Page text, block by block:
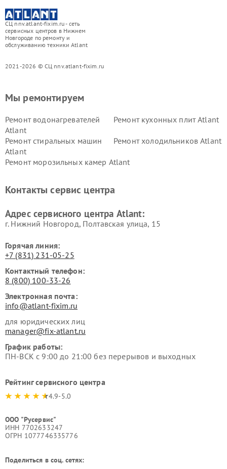
СЦ nnv.atlant-fixim.ru - сеть
сервисных центров в Нижнем
Новгороде по ремонту и
обслуживанию техники Atlant
2021-2026 © СЦ nnv.atlant-fixim.ru
Мы ремонтируем
Ремонт водонагревателей
Atlant
Ремонт кухонных плит Atlant
Ремонт стиральных машин
Atlant
Ремонт холодильников Atlant
Ремонт морозильных камер Atlant
Контакты сервис центра
Адрес сервисного центра Atlant:
г. Нижний Новгород, Полтавская улица, 15
Горячая линия:
+7 (831) 231-05-25
Контактный телефон:
8 (800) 100-33-26
Электронная почта:
info@atlant-fixim.ru
для юридических лиц
manager@fix-atlant.ru
График работы:
ПН-ВСК с 9:00 до 21:00 без перерывов и выходных
Рейтинг сервисного центра
4.9-5.0
ООО "Русервис"
ИНН 7702633247
ОГРН 1077746335776
Поделиться в соц. сетях: